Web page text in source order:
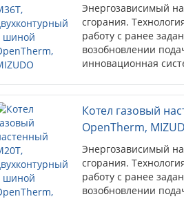
Энергозависимый
сгорания.
работу с ранее
возобновлении
инновационная
(стандартный
системах и
Котел газовый
OpenTherm,
Энергозависимый
сгорания.
работу с ранее
возобновлении